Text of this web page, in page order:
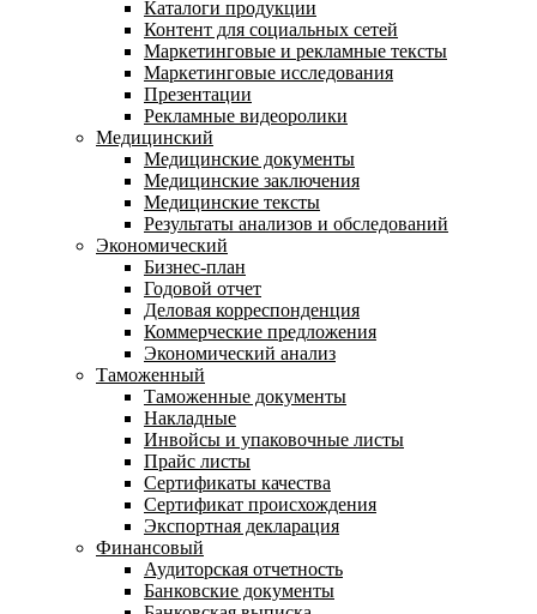
Каталоги продукции
Контент для социальных сетей
Маркетинговые и рекламные тексты
Маркетинговые исследования
Презентации
Рекламные видеоролики
Медицинский
Медицинские документы
Медицинские заключения
Медицинские тексты
Результаты анализов и обследований
Экономический
Бизнес-план
Годовой отчет
Деловая корреспонденция
Коммерческие предложения
Экономический анализ
Таможенный
Таможенные документы
Накладные
Инвойсы и упаковочные листы
Прайс листы
Сертификаты качества
Сертификат происхождения
Экспортная декларация
Финансовый
Аудиторская отчетность
Банковские документы